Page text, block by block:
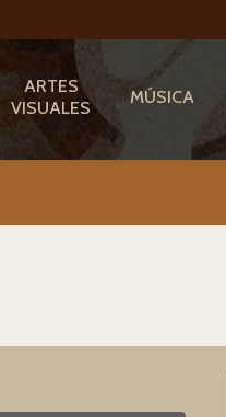
ARTES
VISUALES
MÚSICA